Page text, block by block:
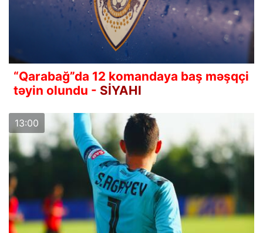
“Qarabağ”da 12 komandaya baş məşqçi
təyin olundu - SİYAHI
13:00